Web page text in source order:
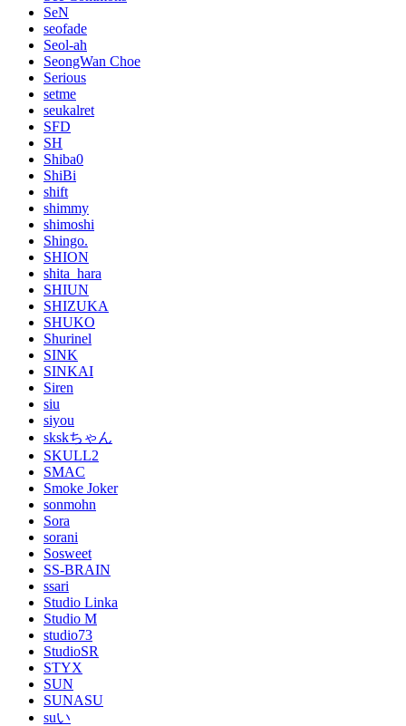
SeN
seofade
Seol-ah
SeongWan Choe
Serious
setme
seukalret
SFD
SH
Shiba0
ShiBi
shift
shimmy
shimoshi
Shingo.
SHION
shita_hara
SHIUN
SHIZUKA
SHUKO
Shurinel
SINK
SINKAI
Siren
siu
siyou
skskちゃん
SKULL2
SMAC
Smoke Joker
sonmohn
Sora
sorani
Sosweet
SS-BRAIN
ssari
Studio Linka
Studio M
studio73
StudioSR
STYX
SUN
SUNASU
suい